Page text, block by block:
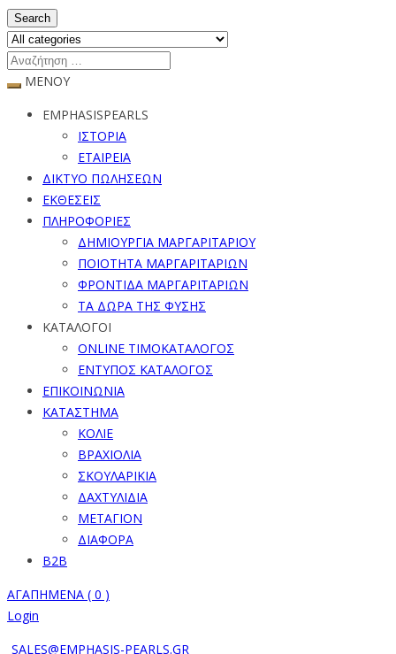
Search
ΜΕΝΟΥ
EMPHASISPEARLS
ΙΣΤΟΡΙΑ
ΕΤΑΙΡΕΙΑ
ΔΙΚΤΥΟ ΠΩΛΗΣΕΩΝ
ΕΚΘΕΣΕΙΣ
ΠΛΗΡΟΦΟΡΙΕΣ
ΔΗΜΙΟΥΡΓΙΑ ΜΑΡΓΑΡΙΤΑΡΙΟΥ
ΠΟΙΟΤΗΤΑ ΜΑΡΓΑΡΙΤΑΡΙΩΝ
ΦΡΟΝΤΙΔΑ ΜΑΡΓΑΡΙΤΑΡΙΩΝ
ΤΑ ΔΩΡΑ ΤΗΣ ΦΥΣΗΣ
ΚΑΤΑΛΟΓΟΙ
ONLINE ΤΙΜΟΚΑΤΑΛΟΓΟΣ
ΕΝΤΥΠΟΣ ΚΑΤΑΛΟΓΟΣ
ΕΠΙΚΟΙΝΩΝΙΑ
ΚΑΤΑΣΤΗΜΑ
ΚΟΛΙΕ
ΒΡΑΧΙΟΛΙΑ
ΣΚΟΥΛΑΡΙΚΙΑ
ΔΑΧΤΥΛΙΔΙΑ
ΜΕΤΑΓΙΟΝ
ΔΙΑΦΟΡΑ
B2B
ΑΓΑΠΗΜΕΝΑ ( 0 )
Login
SALES@EMPHASIS-PEARLS.GR